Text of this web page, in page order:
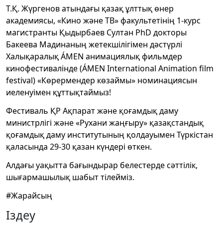
Т.Қ. Жүргенов атындағы қазақ ұлттық өнер
академиясы, «Кино және ТВ» факультетінің 1-курс
магистранты Қыдырбаев Султан PhD докторы
Бакеева Мадинаның жетекшілігімен дәстүрлі
Халықаралық ÁMEN анимациялық фильмдер
кинофестивалінде (ÁMEN International Animation film
festival) «Көрермендер көзаймы» номинациясын
иеленуімен құттықтаймыз!
Фестиваль ҚР Ақпарат және қоғамдық даму
министрлігі және «Рухани жаңғыру» қазақстандық
қоғамдық даму институтының қолдауымен Түркістан
қаласында 29-30 қазан күндері өткен.
Алдағы уақытта бағындырар белестерде сәттілік,
шығармашылық шабыт тілейміз.
#Жарайсың
Іздеу